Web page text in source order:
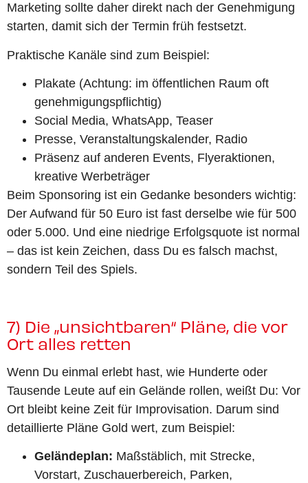
Marketing sollte daher direkt nach der Genehmigung
starten, damit sich der Termin früh festsetzt.
Praktische Kanäle sind zum Beispiel:
Plakate (Achtung: im öffentlichen Raum oft
genehmigungspflichtig)
Social Media, WhatsApp, Teaser
Presse, Veranstaltungskalender, Radio
Präsenz auf anderen Events, Flyeraktionen,
kreative Werbeträger
Beim Sponsoring ist ein Gedanke besonders wichtig:
Der Aufwand für 50 Euro ist fast derselbe wie für 500
oder 5.000. Und eine niedrige Erfolgsquote ist normal
– das ist kein Zeichen, dass Du es falsch machst,
sondern Teil des Spiels.
7) Die „unsichtbaren“ Pläne, die vor
Ort alles retten
Wenn Du einmal erlebt hast, wie Hunderte oder
Tausende Leute auf ein Gelände rollen, weißt Du: Vor
Ort bleibt keine Zeit für Improvisation. Darum sind
detaillierte Pläne Gold wert, zum Beispiel:
Geländeplan: Maßstäblich, mit Strecke,
Vorstart, Zuschauerbereich, Parken,